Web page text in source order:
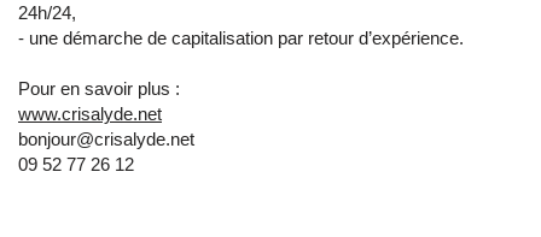
24h/24,
- une démarche de capitalisation par retour d’expérience.
Pour en savoir plus :
www.crisalyde.net
bonjour@crisalyde.net
09 52 77 26 12